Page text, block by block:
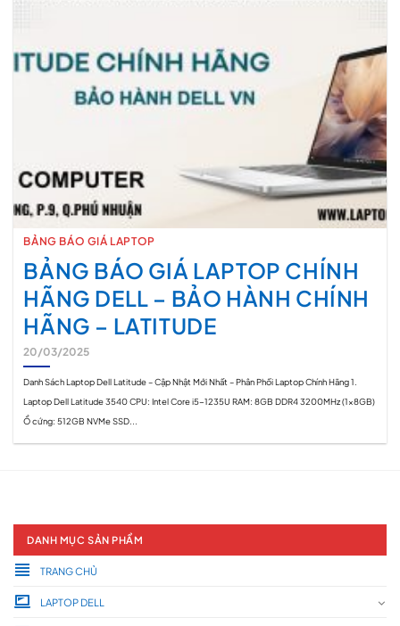
BẢNG BÁO GIÁ LAPTOP
BẢNG BÁO GIÁ LAPTOP CHÍNH
HÃNG DELL – BẢO HÀNH CHÍNH
HÃNG – LATITUDE
20/03/2025
Danh Sách Laptop Dell Latitude – Cập Nhật Mới Nhất – Phân Phối Laptop Chính Hãng 1.
Laptop Dell Latitude 3540 CPU: Intel Core i5-1235U RAM: 8GB DDR4 3200MHz (1x8GB)
Ổ cứng: 512GB NVMe SSD...
DANH MỤC SẢN PHẨM
TRANG CHỦ
LAPTOP DELL